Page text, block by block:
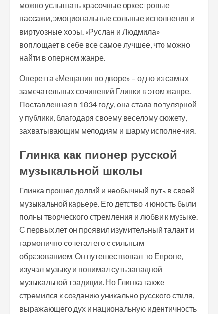
можно услышать красочные оркестровые
пассажи, эмоциональные сольные исполнения и
виртуозные хоры. «Руслан и Людмила»
воплощает в себе все самое лучшее, что можно
найти в оперном жанре.
Оперетта «Мещанин во дворе» – одно из самых
замечательных сочинений Глинки в этом жанре.
Поставленная в 1834 году, она стала популярной
у публики, благодаря своему веселому сюжету,
захватывающим мелодиям и шарму исполнения.
Глинка как пионер русской
музыкальной школы
Глинка прошел долгий и необычный путь в своей
музыкальной карьере. Его детство и юность были
полны творческого стремления и любви к музыке.
С первых лет он проявил изумительный талант и
гармонично сочетал его с сильным
образованием. Он путешествовал по Европе,
изучал музыку и понимал суть западной
музыкальной традиции. Но Глинка также
стремился к созданию уникально русского стиля,
выражающего дух и национальную идентичность